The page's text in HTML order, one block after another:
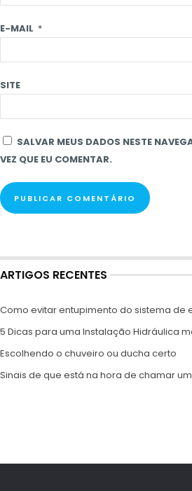
E-MAIL *
SITE
SALVAR MEUS DADOS NESTE
VEZ QUE EU COMENTAR.
ARTIGOS RECENTES
Como evitar entupimento do sistema de
5 Dicas para uma Instalação Hidráulica
Escolhendo o chuveiro ou ducha certo
Sinais de que está na hora de chamar